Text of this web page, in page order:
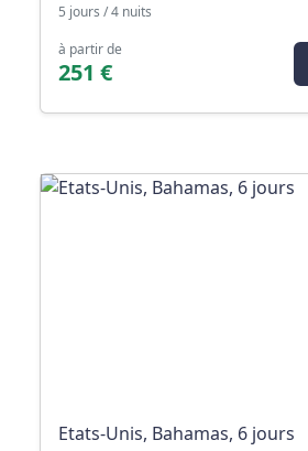
5 jours / 4 nuits
à partir de
251 €
Etats-Unis, Bahamas, 6 jours